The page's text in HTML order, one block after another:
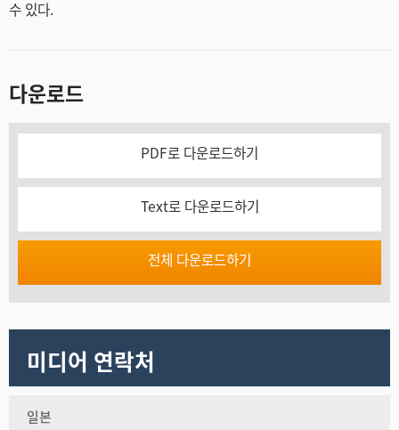
수 있다.
다운로드
PDF로 다운로드하기
Text로 다운로드하기
전체 다운로드하기
미디어 연락처
일본